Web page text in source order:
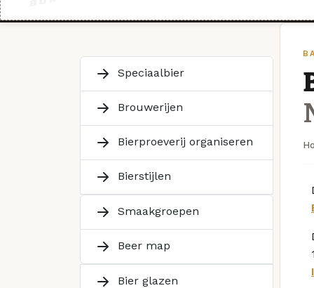
Speciaalbier
Brouwerijen
Bierproeverij organiseren
Bierstijlen
Smaakgroepen
Beer map
Bier glazen